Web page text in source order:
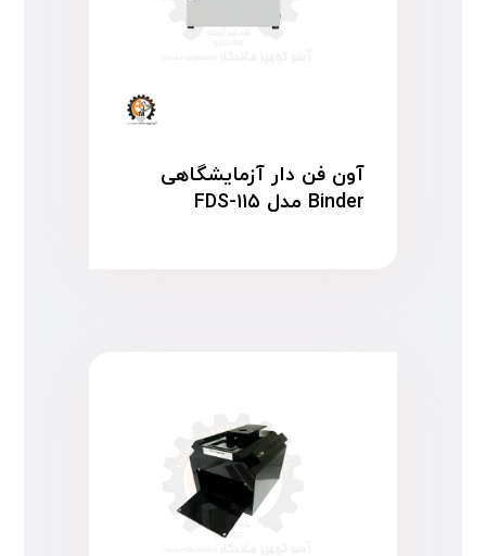
آون فن دار آزمایشگاهی
Binder مدل FDS-۱۱۵